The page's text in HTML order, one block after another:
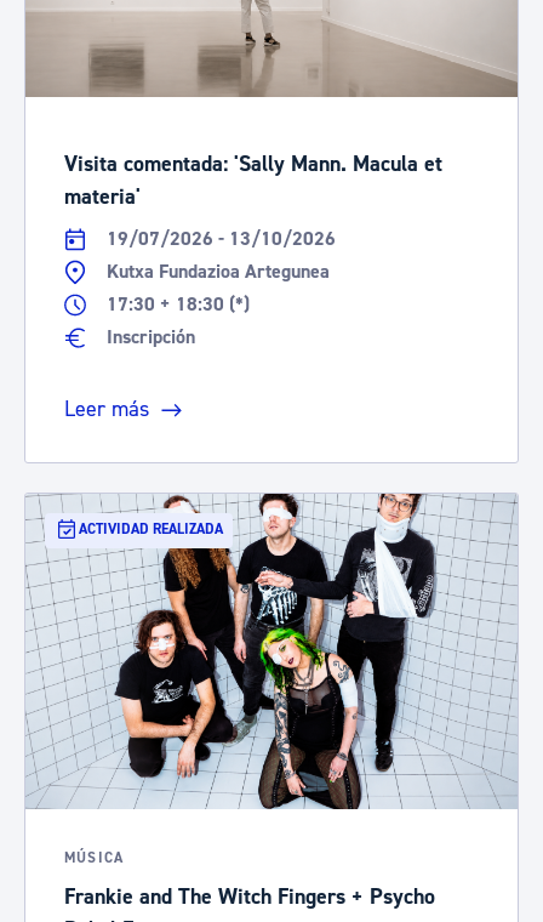
Visita comentada: 'Sally Mann. Macula et
materia'
19/07/2026 - 13/10/2026
Kutxa Fundazioa Artegunea
17:30 + 18:30 (*)
Inscripción
Leer más
ACTIVIDAD REALIZADA
MÚSICA
Frankie and The Witch Fingers + Psycho